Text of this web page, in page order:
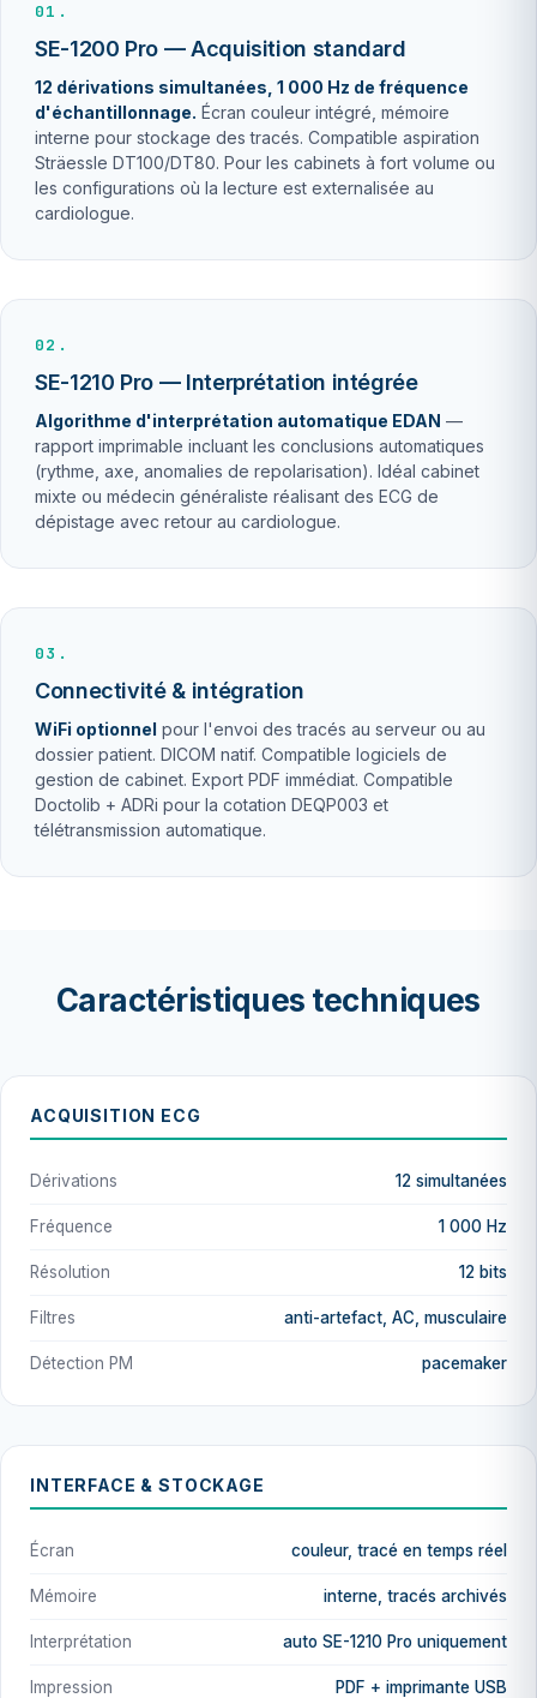
01.
SE-1200 Pro — Acquisition standard
12 dérivations simultanées, 1 000 Hz de fréquence
d'échantillonnage. Écran couleur intégré, mémoire
interne pour stockage des tracés. Compatible aspiration
Sträessle DT100/DT80. Pour les cabinets à fort volume ou
les configurations où la lecture est externalisée au
cardiologue.
02.
SE-1210 Pro — Interprétation intégrée
Algorithme d'interprétation automatique EDAN —
rapport imprimable incluant les conclusions automatiques
(rythme, axe, anomalies de repolarisation). Idéal cabinet
mixte ou médecin généraliste réalisant des ECG de
dépistage avec retour au cardiologue.
03.
Connectivité & intégration
WiFi optionnel pour l'envoi des tracés au serveur ou au
dossier patient. DICOM natif. Compatible logiciels de
gestion de cabinet. Export PDF immédiat. Compatible
Doctolib + ADRi pour la cotation DEQP003 et
télétransmission automatique.
Caractéristiques techniques
ACQUISITION ECG
Dérivations 12 simultanées
Fréquence 1 000 Hz
Résolution 12 bits
Filtres anti-artefact, AC, musculaire
Détection PM pacemaker
INTERFACE & STOCKAGE
Écran couleur, tracé en temps réel
Mémoire interne, tracés archivés
Interprétation auto SE-1210 Pro uniquement
Impression PDF + imprimante USB